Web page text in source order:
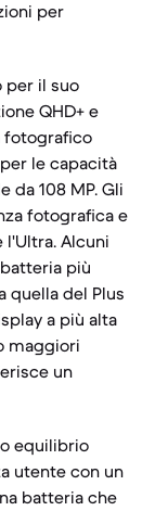
per
per il suo
QHD+ e
fotografico
le capacità
da 108 MP. Gli
fotografica e
Alcuni
più
quella del Plus
a più alta
maggiori
un
equilibrio
utente con un
batteria che